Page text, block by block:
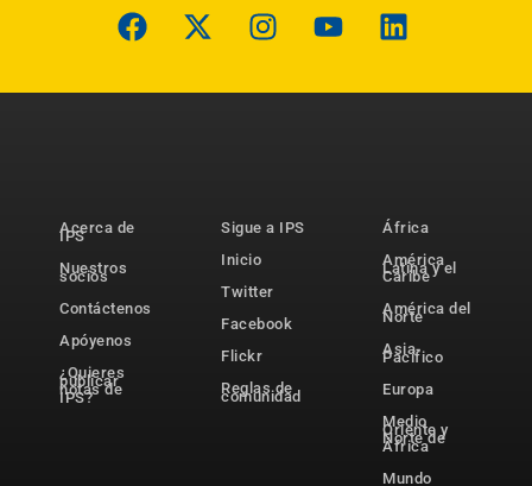
Acerca de
IPS
Nuestros
socios
Contáctenos
Apóyenos
¿Quieres
publicar
notas de
IPS?
Sigue a IPS
Inicio
Twitter
Facebook
Flickr
Reglas de
comunidad
África
América
Latina y el
Caribe
América del
Norte
Asia-
Pacífico
Europa
Medio
Oriente y
Norte de
África
Mundo